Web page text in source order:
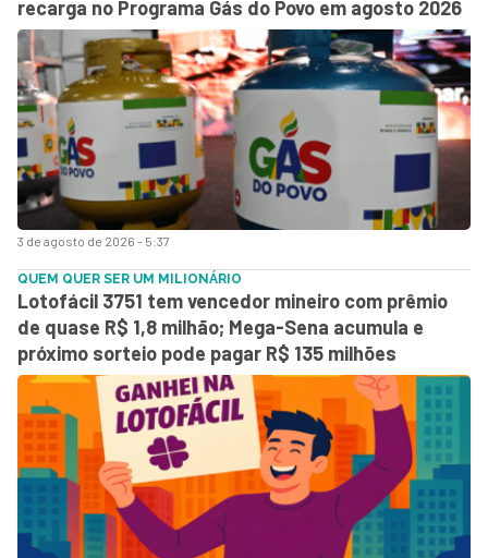
3 de agosto de 2026 - 5:37
recarga no Programa Gás do Povo em agosto 2026
QUEM QUER SER UM MILIONÁRIO
Lotofácil 3751 tem vencedor mineiro com prêmio
de quase R$ 1,8 milhão; Mega-Sena acumula e
próximo sorteio pode pagar R$ 135 milhões